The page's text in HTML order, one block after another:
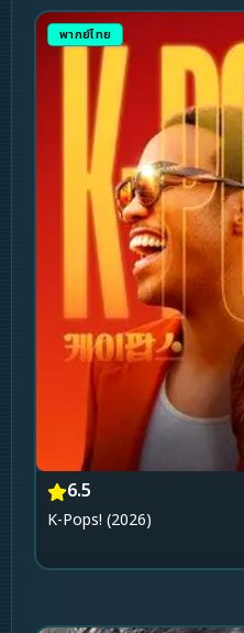
พากย์ไทย
6.5
K-Pops! (2026)